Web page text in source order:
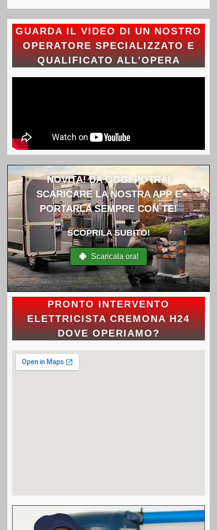
GUARDA IL VIDEO DI UN NOSTRO
OPERATORE SPECIALIZZATO E
QUALIFICATO ALL'OPERA
NOVITA!DA OGGI POTRAI
SCARICARE LA NOSTRA APP E
PORTARLA SEMPRE CON TE!
SCOPRILA SUBITO!
Scaricala ora!
PRONTO INTERVENTO
ELETTRICISTA CREMONA H24
DOVE OPERIAMO?